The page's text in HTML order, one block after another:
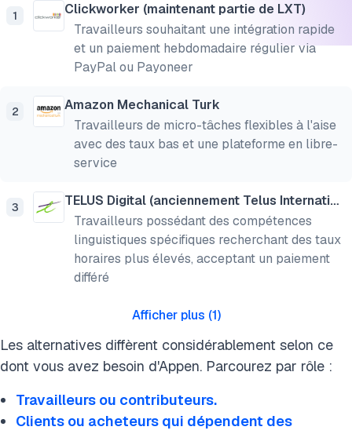
1
Clickworker (maintenant partie de LXT)
Travailleurs souhaitant une intégration rapide
et un paiement hebdomadaire régulier via
PayPal ou Payoneer
2
Amazon Mechanical Turk
Travailleurs de micro-tâches flexibles à l'aise
avec des taux bas et une plateforme en libre-
service
3
TELUS Digital (anciennement Telus International)
Travailleurs possédant des compétences
linguistiques spécifiques recherchant des taux
horaires plus élevés, acceptant un paiement
différé
Afficher plus (1)
Les alternatives diffèrent considérablement selon ce
dont vous avez besoin d'Appen. Parcourez par rôle :
Travailleurs ou contributeurs.
Clients ou acheteurs qui dépendent des